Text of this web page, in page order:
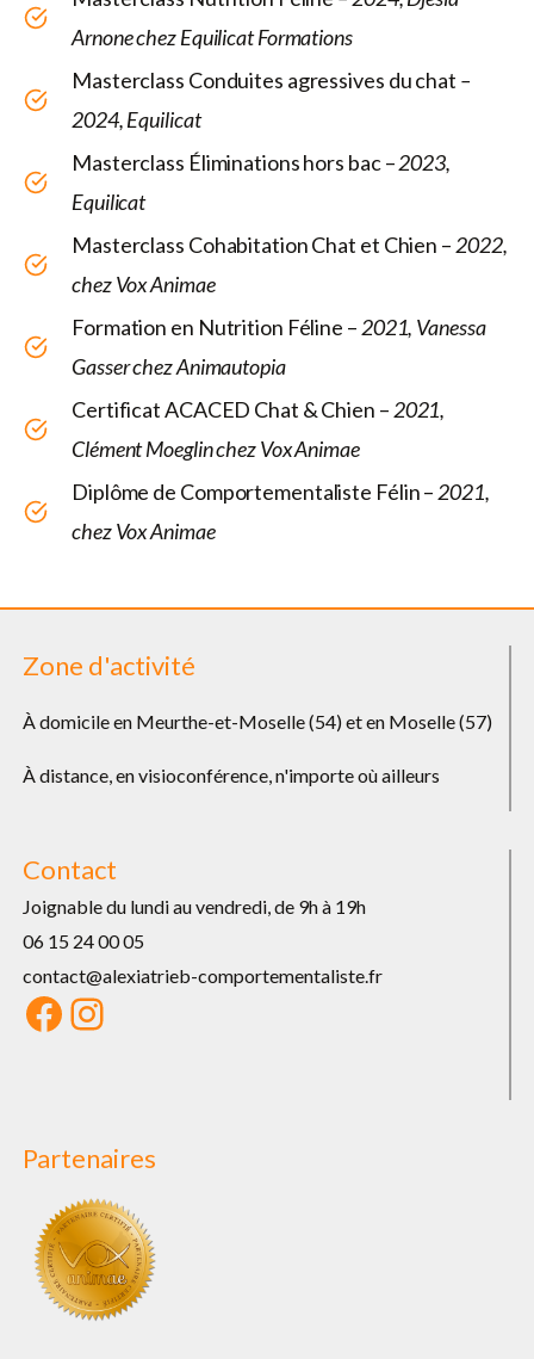
Arnone chez EquilicatFormations
Masterclass Conduites agressives du chat –
2024, Equilicat
Masterclass Éliminations hors bac –2023,
Equilicat
Masterclass Cohabitation Chat et Chien – 2022,
chez Vox Animae
Formation en Nutrition Féline – 2021, Vanessa
Gasser chez Animautopia
Certificat ACACED Chat & Chien – 2021,
Clément Moeglin chez Vox Animae
Diplôme de Comportementaliste Félin – 2021,
chez Vox Animae
Zone d'activité
À domicile en Meurthe-et-Moselle (54) et en Moselle (57)
À distance, en visioconférence, n'importe où ailleurs
Contact
Joignable du lundi au vendredi, de 9h à 19h
06 15 24 00 05
contact@alexiatrieb-comportementaliste.fr
Facebook
Instagram
Partenaires